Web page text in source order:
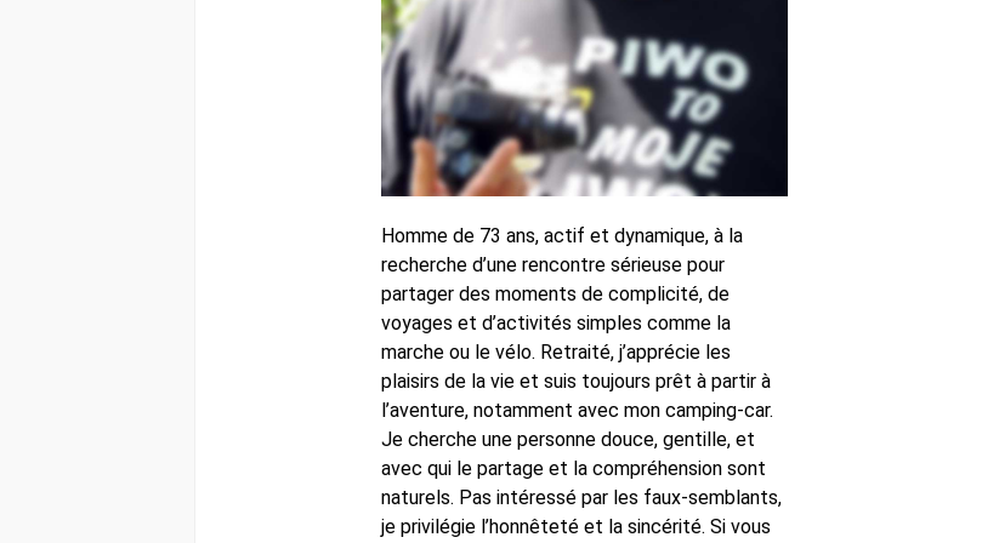
Homme de 73 ans, actif et dynamique, à la
recherche d’une rencontre sérieuse pour
partager des moments de complicité, de
voyages et d’activités simples comme la
marche ou le vélo. Retraité, j’apprécie les
plaisirs de la vie et suis toujours prêt à partir à
l’aventure, notamment avec mon camping-car.
Je cherche une personne douce, gentille, et
avec qui le partage et la compréhension sont
naturels. Pas intéressé par les faux-semblants,
je privilégie l’honnêteté et la sincérité. Si vous